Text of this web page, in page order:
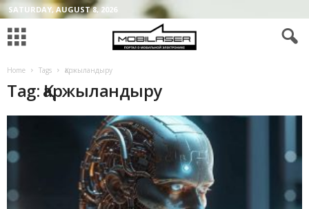
SATURDAY, AUGUST 8, 2026
Home Tags Қаржыландыру
Tag: Қаржыландыру